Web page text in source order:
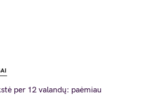
per 12 valandų: paėmiau